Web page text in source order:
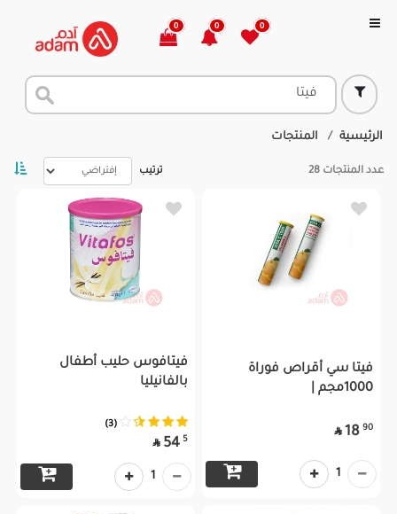
0
0
0
الرئيسية المنتجات
عدد المنتجات 28 ترتيب
فيتا سي أقراص فوراة
1000مجم |
90
18

1
فيتافوس حليب أطفال
بالفانيليا
(3)
5
54

1